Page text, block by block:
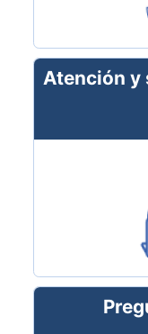
Atención y